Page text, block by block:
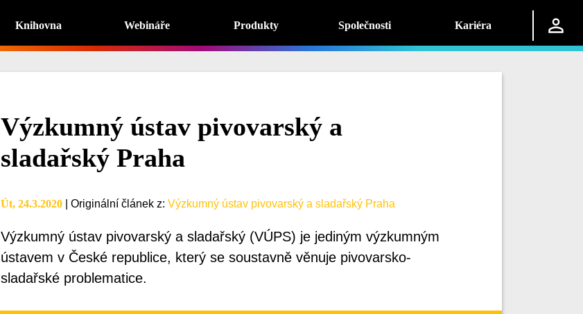
Knihovna Webináře Produkty Společnosti Kariéra
Výzkumný ústav pivovarský a
sladařský Praha
Út, 24.3.2020 Originální článek z: Výzkumný ústav pivovarský a sladařský Praha
Výzkumný ústav pivovarský a sladařský (VÚPS) je jediným výzkumným
ústavem v České republice, který se soustavně věnuje pivovarsko-
sladařské problematice.